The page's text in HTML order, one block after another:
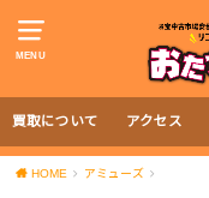
MENU
買取について アクセス
HOME アミューズ